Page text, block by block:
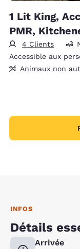
1 Lit King,
PMR,
4 Clients
Accessible aux
Animaux non
INFOS
Détails
Arrivée